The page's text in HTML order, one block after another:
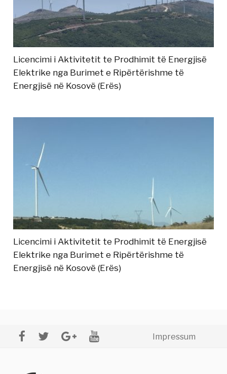
Licencimi i Aktivitetit te Prodhimit të Energjisë
Elektrike nga Burimet e Ripërtërishme të
Energjisë në Kosovë (Erës)
Licencimi i Aktivitetit te Prodhimit të Energjisë
Elektrike nga Burimet e Ripërtërishme të
Energjisë në Kosovë (Erës)
Impressum